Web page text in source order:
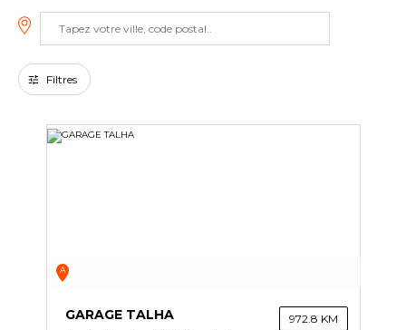
Notre enseigne
Notre actualité
Nos prestations
Contactez nous
Filtres
A
GARAGE TALHA 972.8 KM